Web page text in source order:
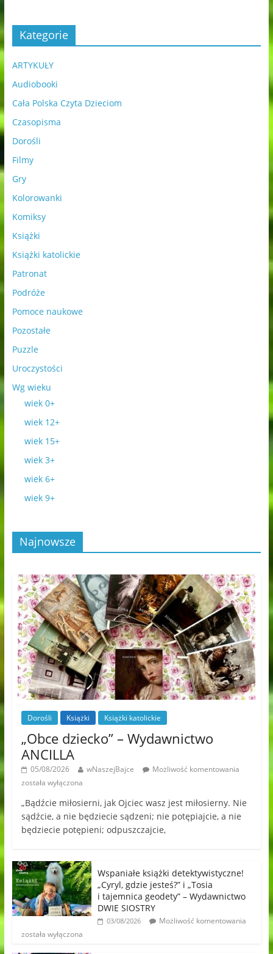
Kategorie
ARTYKUŁY
Audiobooki
Cała Polska Czyta Dzieciom
Czasopisma
Dorośli
Filmy
Gry
Kolorowanki
Komiksy
Książki
Książki katolickie
Patronat
Podróże
Pomoce naukowe
Pozostałe
Puzzle
Uroczystości
Wg wieku
wiek 0+
wiek 12+
wiek 15+
wiek 3+
wiek 6+
wiek 9+
Najnowsze
Dorośli Książki Książki katolickie
„Obce dziecko” – Wydawnictwo
ANCILLA
05/08/2026 wNaszejBajce
Możliwość komentowania
została wyłączona
„Bądźcie miłosierni, jak Ojciec wasz jest miłosierny. Nie
sądźcie, a nie będziecie sądzeni; nie potępiajcie, a nie
będziecie potępieni; odpuszczajcie,
Wspaniałe książki detektywistyczne!
„Cyryl, gdzie jesteś?” i „Tosia
i tajemnica geodety” – Wydawnictwo
DWIE SIOSTRY
03/08/2026
Możliwość komentowania
została wyłączona